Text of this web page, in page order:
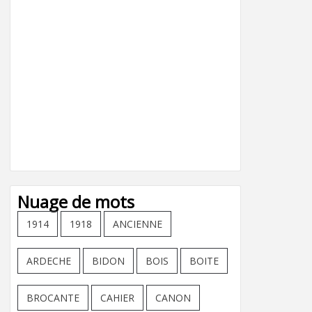
Nuage de mots
1914 1918 ANCIENNE
ARDECHE BIDON BOIS BOITE
BROCANTE CAHIER CANON